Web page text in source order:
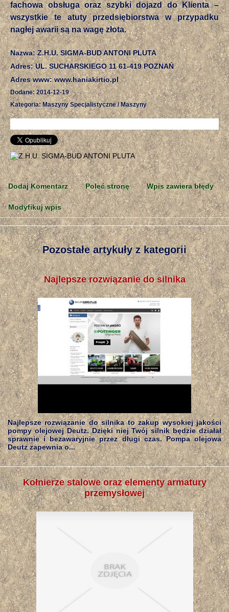
fachowa obsługa oraz szybki dojazd do Klienta –
wszystkie te atuty przedsiębiorstwa w przypadku
nagłej awarii są na wagę złota.
Nazwa: Z.H.U. SIGMA-BUD ANTONI PLUTA
Adres: UL. SUCHARSKIEGO 11 61-419 POZNAŃ
Adres www: www.haniakirtio.pl
Dodane: 2014-12-19
Kategoria: Maszyny Specjalistyczne / Maszyny
Dodaj Komentarz Poleć stronę Wpis zawiera błędy
Modyfikuj wpis
Pozostałe artykuły z kategorii
Najlepsze rozwiązanie do silnika
Najlepsze rozwiązanie do silnika to zakup wysokiej jakości
pompy olejowej Deutz. Dzięki niej Twój silnik będzie działał
sprawnie i bezawaryjnie przez długi czas. Pompa olejowa
Deutz zapewnia o...
Kołnierze stalowe oraz elementy armatury
przemysłowej